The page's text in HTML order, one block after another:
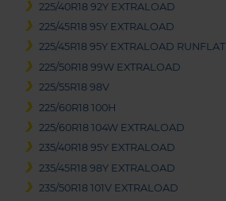
225/40R18 92Y EXTRALOAD
225/45R18 95Y EXTRALOAD
225/45R18 95Y EXTRALOAD RUNFLAT
225/50R18 99W EXTRALOAD
225/55R18 98V
225/60R18 100H
225/60R18 104W EXTRALOAD
235/40R18 95Y EXTRALOAD
235/45R18 98Y EXTRALOAD
235/50R18 101V EXTRALOAD